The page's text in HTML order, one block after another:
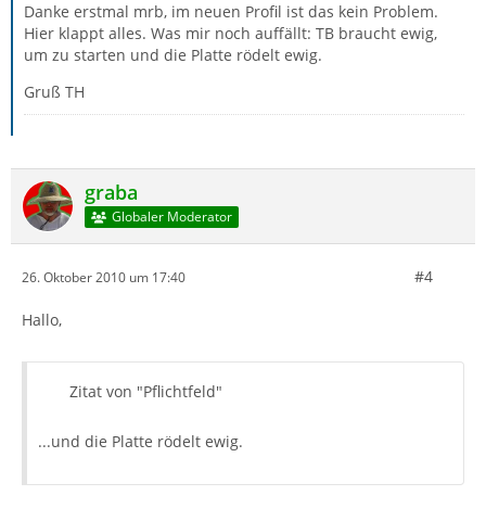
Danke erstmal mrb, im neuen Profil ist das kein Problem.
Hier klappt alles. Was mir noch auffällt: TB braucht ewig,
um zu starten und die Platte rödelt ewig.
Gruß TH
graba
Globaler Moderator
26. Oktober 2010 um 17:40 #4
Hallo,
Zitat von "Pflichtfeld"
...und die Platte rödelt ewig.